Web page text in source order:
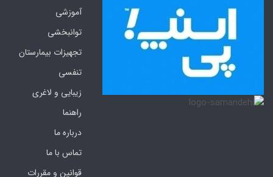
آموزشی
توانبخشی
تجهیزات بیمارستان
تنفسی
زیبایی و لاغری
راهنما
درباره ما
تماس با ما
قوانین و مقررات